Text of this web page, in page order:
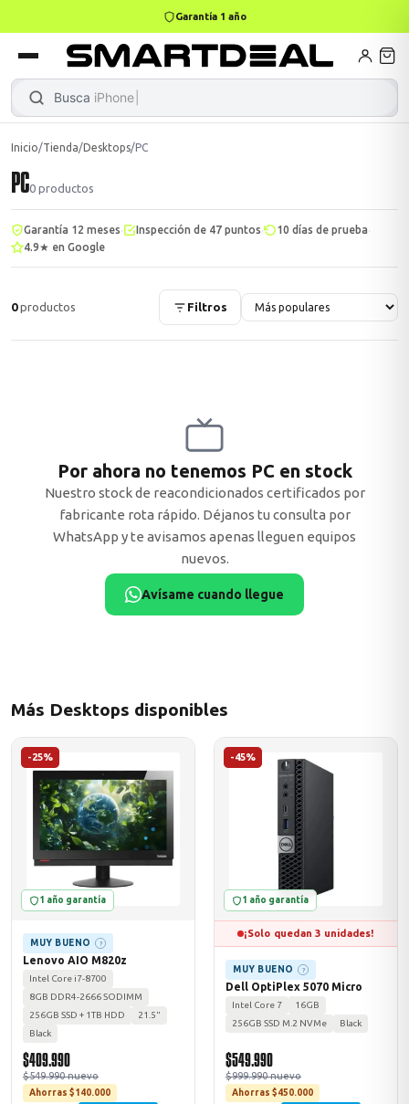
Garantía 1 año
Busca iPhone 14
Gamer
ASUS
→
MacBook Air
→
→
Mini PC
Inicio/Tienda/Desktops/PC
PC0 productos
Garantía 12 meses Inspección de 47 puntos 10 días de prueba
4.9★ en Google
0productos Filtros
Por ahora no tenemos PC en stock
Nuestro stock de reacondicionados certificados por
fabricante rota rápido. Déjanos tu consulta por
WhatsApp y te avisamos apenas lleguen equipos
nuevos.
Avísame cuando llegue
Más Desktops disponibles
-25%
1 año garantía
MUY BUENO ?
Lenovo AIO M820z
Intel Core i7-8700
8GB DDR4-2666 SODIMM
256GB SSD + 1TB HDD
21.5"
Black
$409.990
$549.990 nuevo
Ahorras $140.000
-45%
1 año garantía
¡Solo quedan 3 unidades!
MUY BUENO ?
Dell OptiPlex 5070 Micro
Intel Core 7
16GB
256GB SSD M.2 NVMe
Black
$549.990
$999.990 nuevo
Ahorras $450.000